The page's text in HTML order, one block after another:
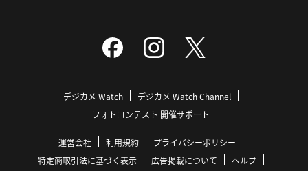
デジカメ Watch
デジカメ Watch Channel
フォトコンテスト 開催サポート
運営会社 利用規約
プライバシーポリシー
特定商取引法に基づく表示
広告掲載について
ヘルプ